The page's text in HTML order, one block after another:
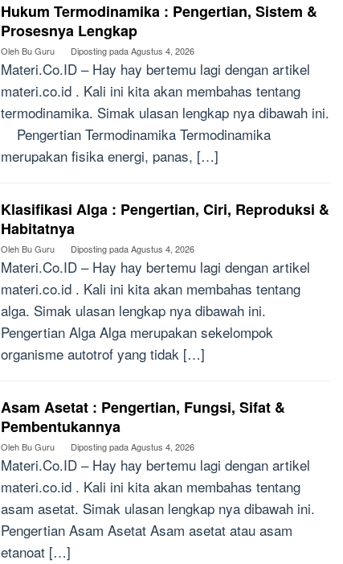
Hukum Termodinamika : Pengertian, Sistem &
Prosesnya Lengkap
Oleh Bu Guru Diposting padaAgustus 4, 2026
Materi.Co.ID – Hay hay bertemu lagi dengan artikel
materi.co.id . Kali ini kita akan membahas tentang
termodinamika. Simak ulasan lengkap nya dibawah ini.
Pengertian Termodinamika Termodinamika
merupakan fisika energi, panas, […]
Klasifikasi Alga : Pengertian, Ciri, Reproduksi &
Habitatnya
Oleh Bu Guru Diposting padaAgustus 4, 2026
Materi.Co.ID – Hay hay bertemu lagi dengan artikel
materi.co.id . Kali ini kita akan membahas tentang
alga. Simak ulasan lengkap nya dibawah ini.
Pengertian Alga Alga merupakan sekelompok
organisme autotrof yang tidak […]
Asam Asetat : Pengertian, Fungsi, Sifat &
Pembentukannya
Oleh Bu Guru Diposting padaAgustus 4, 2026
Materi.Co.ID – Hay hay bertemu lagi dengan artikel
materi.co.id . Kali ini kita akan membahas tentang
asam asetat. Simak ulasan lengkap nya dibawah ini.
Pengertian Asam Asetat Asam asetat atau asam
etanoat […]